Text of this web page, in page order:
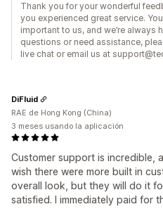
Thank you for your wonderful
you experienced great service.
important to us, and we’re always
questions or need assistance,
live chat or email us at
Customer support is incredible,
wish there were more built in
overall look, but they will do it
satisfied. I immediately paid for
DiFluid
RAE de Hong Kong (China)
3 meses usando la aplicación